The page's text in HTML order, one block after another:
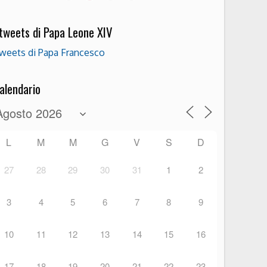
di Papa Leone XIV
di Papa Francesco
L M M G V S D
27 28 29 30 31 1 2
3 4 5 6 7 8 9
10 11 12 13 14 15 16